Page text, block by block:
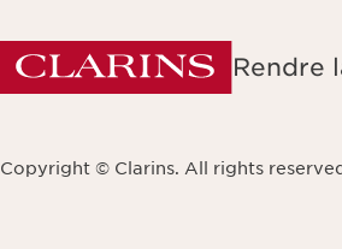
Rendre
Copyright © Clarins. All rights